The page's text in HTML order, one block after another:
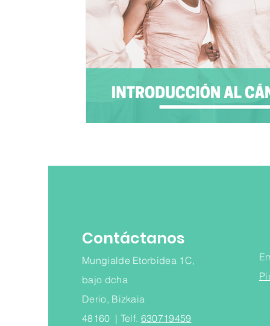
Contáctanos
Mungialde Etorbidea 1C,
bajo dcha
Derio, Bizkaia
48160 | Telf. 630719459